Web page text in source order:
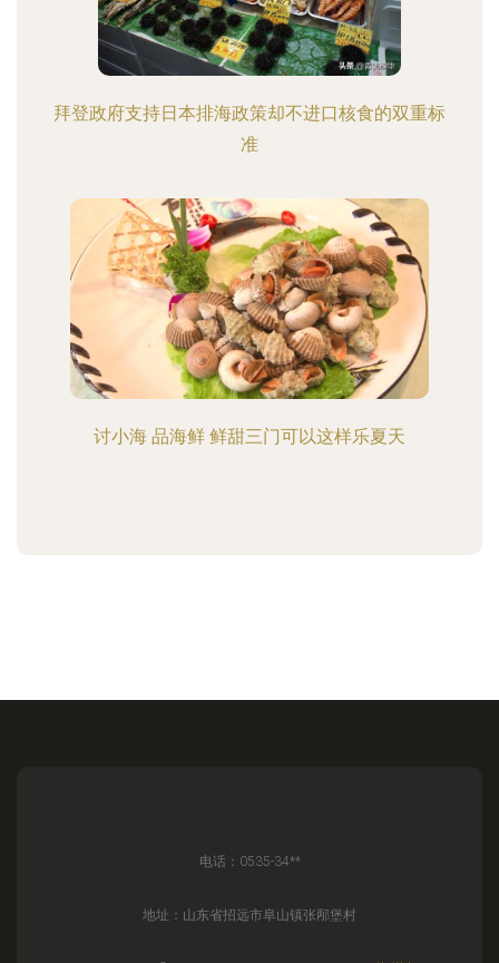
拜登政府支持日本排海政策却不进口核食的双重标
准
讨小海 品海鲜 鲜甜三门可以这样乐夏天
电话：0535-34**
地址：山东省招远市阜山镇张邴堡村